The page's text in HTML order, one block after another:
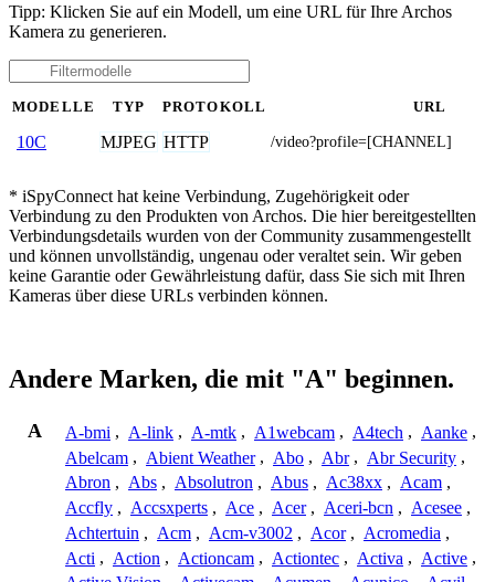
Tipp: Klicken Sie auf ein Modell, um eine URL für Ihre Archos
Kamera zu generieren.
MODELLE TYP PROTOKOLL URL
10C MJPEG HTTP /video?profile=[CHANNEL]
* iSpyConnect hat keine Verbindung, Zugehörigkeit oder
Verbindung zu den Produkten von Archos. Die hier bereitgestellten
Verbindungsdetails wurden von der Community zusammengestellt
und können unvollständig, ungenau oder veraltet sein. Wir geben
keine Garantie oder Gewährleistung dafür, dass Sie sich mit Ihren
Kameras über diese URLs verbinden können.
Andere Marken, die mit "A" beginnen.
A A-bmi , A-link , A-mtk , A1webcam , A4tech , Aanke ,
Abelcam , Abient Weather , Abo , Abr , Abr Security ,
Abron , Abs , Absolutron , Abus , Ac38xx , Acam ,
Accfly , Accsxperts , Ace , Acer , Aceri-bcn , Acesee ,
Achtertuin , Acm , Acm-v3002 , Acor , Acromedia ,
Acti , Action , Actioncam , Actiontec , Activa , Active ,